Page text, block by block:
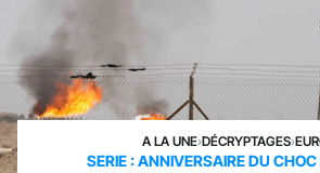
A LA UNE›DÉCRYPTAGES›
SERIE : ANNIVERSAIRE DU